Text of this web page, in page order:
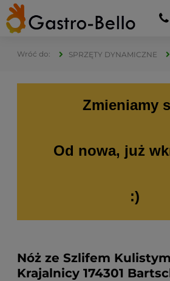
SPRZĘTY DYNAMICZNE
Zmieniamy
Od nowa, już
:)
Nóż ze Szlifem
Krajalnicy 174301